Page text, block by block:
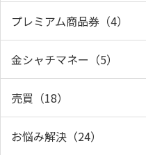
プレミアム商品券（4）
金シャチマネー（5）
売買（18）
お悩み解決（24）